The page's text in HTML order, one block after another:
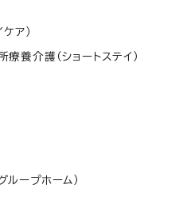
ア）
養介護（ショートステイ）
ープホーム）